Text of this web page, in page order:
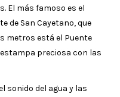
El más famoso es el
de San Cayetano, que
metros está el Puente
preciosa con las
sonido del agua y las